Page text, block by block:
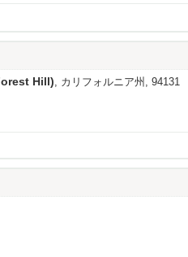
Hill), カリフォルニア州, 94131